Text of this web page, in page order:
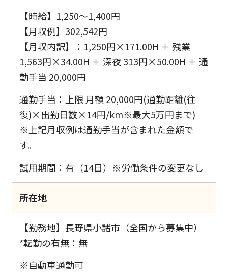
【時給】1,250～1,400円
【月収例】302,542円
【月収内訳】：1,250円×171.00H ＋ 残業
1,563円×34.00H ＋ 深夜 313円×50.00H ＋ 通
勤手当 20,000円
通勤手当：上限 月額 20,000円(通勤距離(往
復)×出勤日数×14円/km※最大5万円まで)
※上記月収例は通勤手当が含まれた金額で
す。
試用期間：有（14日）※労働条件の変更なし
所在地
【勤務地】長野県小諸市（全国から募集中）
*転勤の有無：無
※自動車通勤可